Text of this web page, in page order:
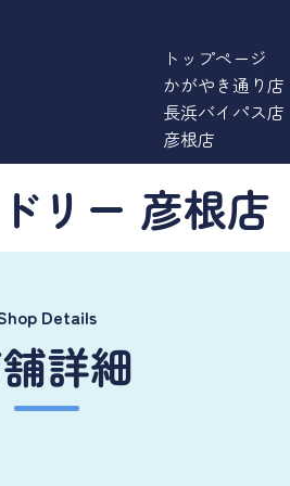
トップページ
かがやき通り店
長浜バイパス店
彦根店
リー 彦根店
Details
詳細